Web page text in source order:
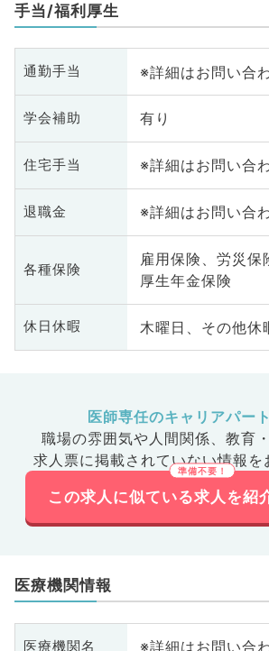
手当/福利厚生
通勤手当 ※詳細はお問い合
学会補助 有り
住宅手当 ※詳細はお問い合
退職金 ※詳細はお問い合
各種保険
雇用保険、労災保
厚生年金保険
休日休暇 木曜日、その他休
医師専任のキャリアパー
職場の雰囲気や人間関係、 教育
求人票に掲載されていない情報を
この求人に似ている求人を紹
医療機関情報
医療機関名 ※詳細はお問い合